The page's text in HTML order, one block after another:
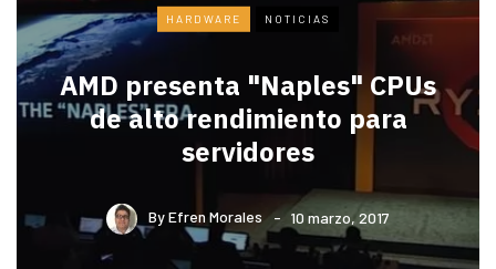
HARDWARE NOTICIAS
AMD presenta "Naples" CPUs
de alto rendimiento para
servidores
ByEfren Morales 10 marzo, 2017